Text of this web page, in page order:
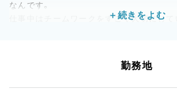
なんです。
仕事中はチームワークをすごく大切にして
の時間も自分のものにできます。
採用のときも、スキルより人柄を重視して
した。
勤務地